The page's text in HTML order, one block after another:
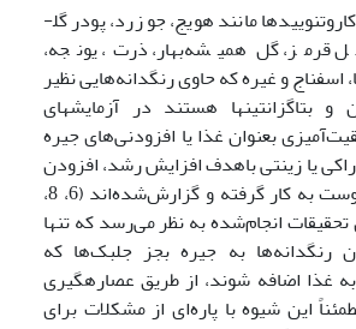
مواد گیاهی غنی از کاروتنوییدها مانند هویج، جو زرد، پودر گل­
قرمز، گل همیشه‌بهار، ذرت، یونجه،
اسفناج و غیره که حاوی رنگدانه‌‌هایی نظیر
و بتاگزانتینها هستند در آزمایشهای
بعنوان غذا یا افزودنی‌های جیره
یا زینتی باهدف افزایش رشد، افزودن
رنگ به گوشت یا پوست به کار گرفته و گزارش‌شده‌اند (6، 8،
تحقیقات انجام‌شده به نظر می‌رسد که تنها
رنگدانه‌ها به جیره بجز جلبک‌ها که
غذا اضافه شوند، از طریق عصاره­گیری
این شیوه با پاره‌ای از مشکلات برای